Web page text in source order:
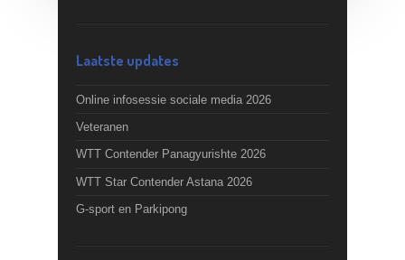
Laatste updates
Online infosessie sociale media 2026
Veteranen
WTT Contender Panagyurishte 2026
WTT Star Contender Astana 2026
G-sport en Parkipong